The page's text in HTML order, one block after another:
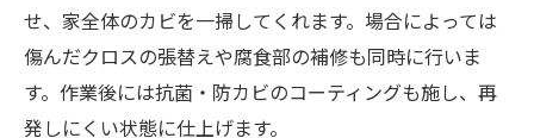
せ、家全体のカビを一掃してくれます。場合によっては
傷んだクロスの張替えや腐食部の補修も同時に行いま
す。作業後には抗菌・防カビのコーティングも施し、再
発しにくい状態に仕上げます。